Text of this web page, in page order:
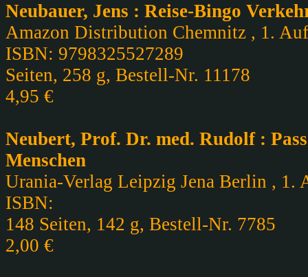
Neubauer, Jens : Reise-Bingo
Amazon Distribution Chemnitz , 1.
ISBN: 9798325527289
Seiten, 258 g, Bestell-Nr. 11178
4,95 €
Neubert, Prof. Dr. med. Rudolf :
Menschen
Urania-Verlag Leipzig Jena Berlin , 1.
ISBN:
148 Seiten, 142 g, Bestell-Nr. 7785
2,00 €